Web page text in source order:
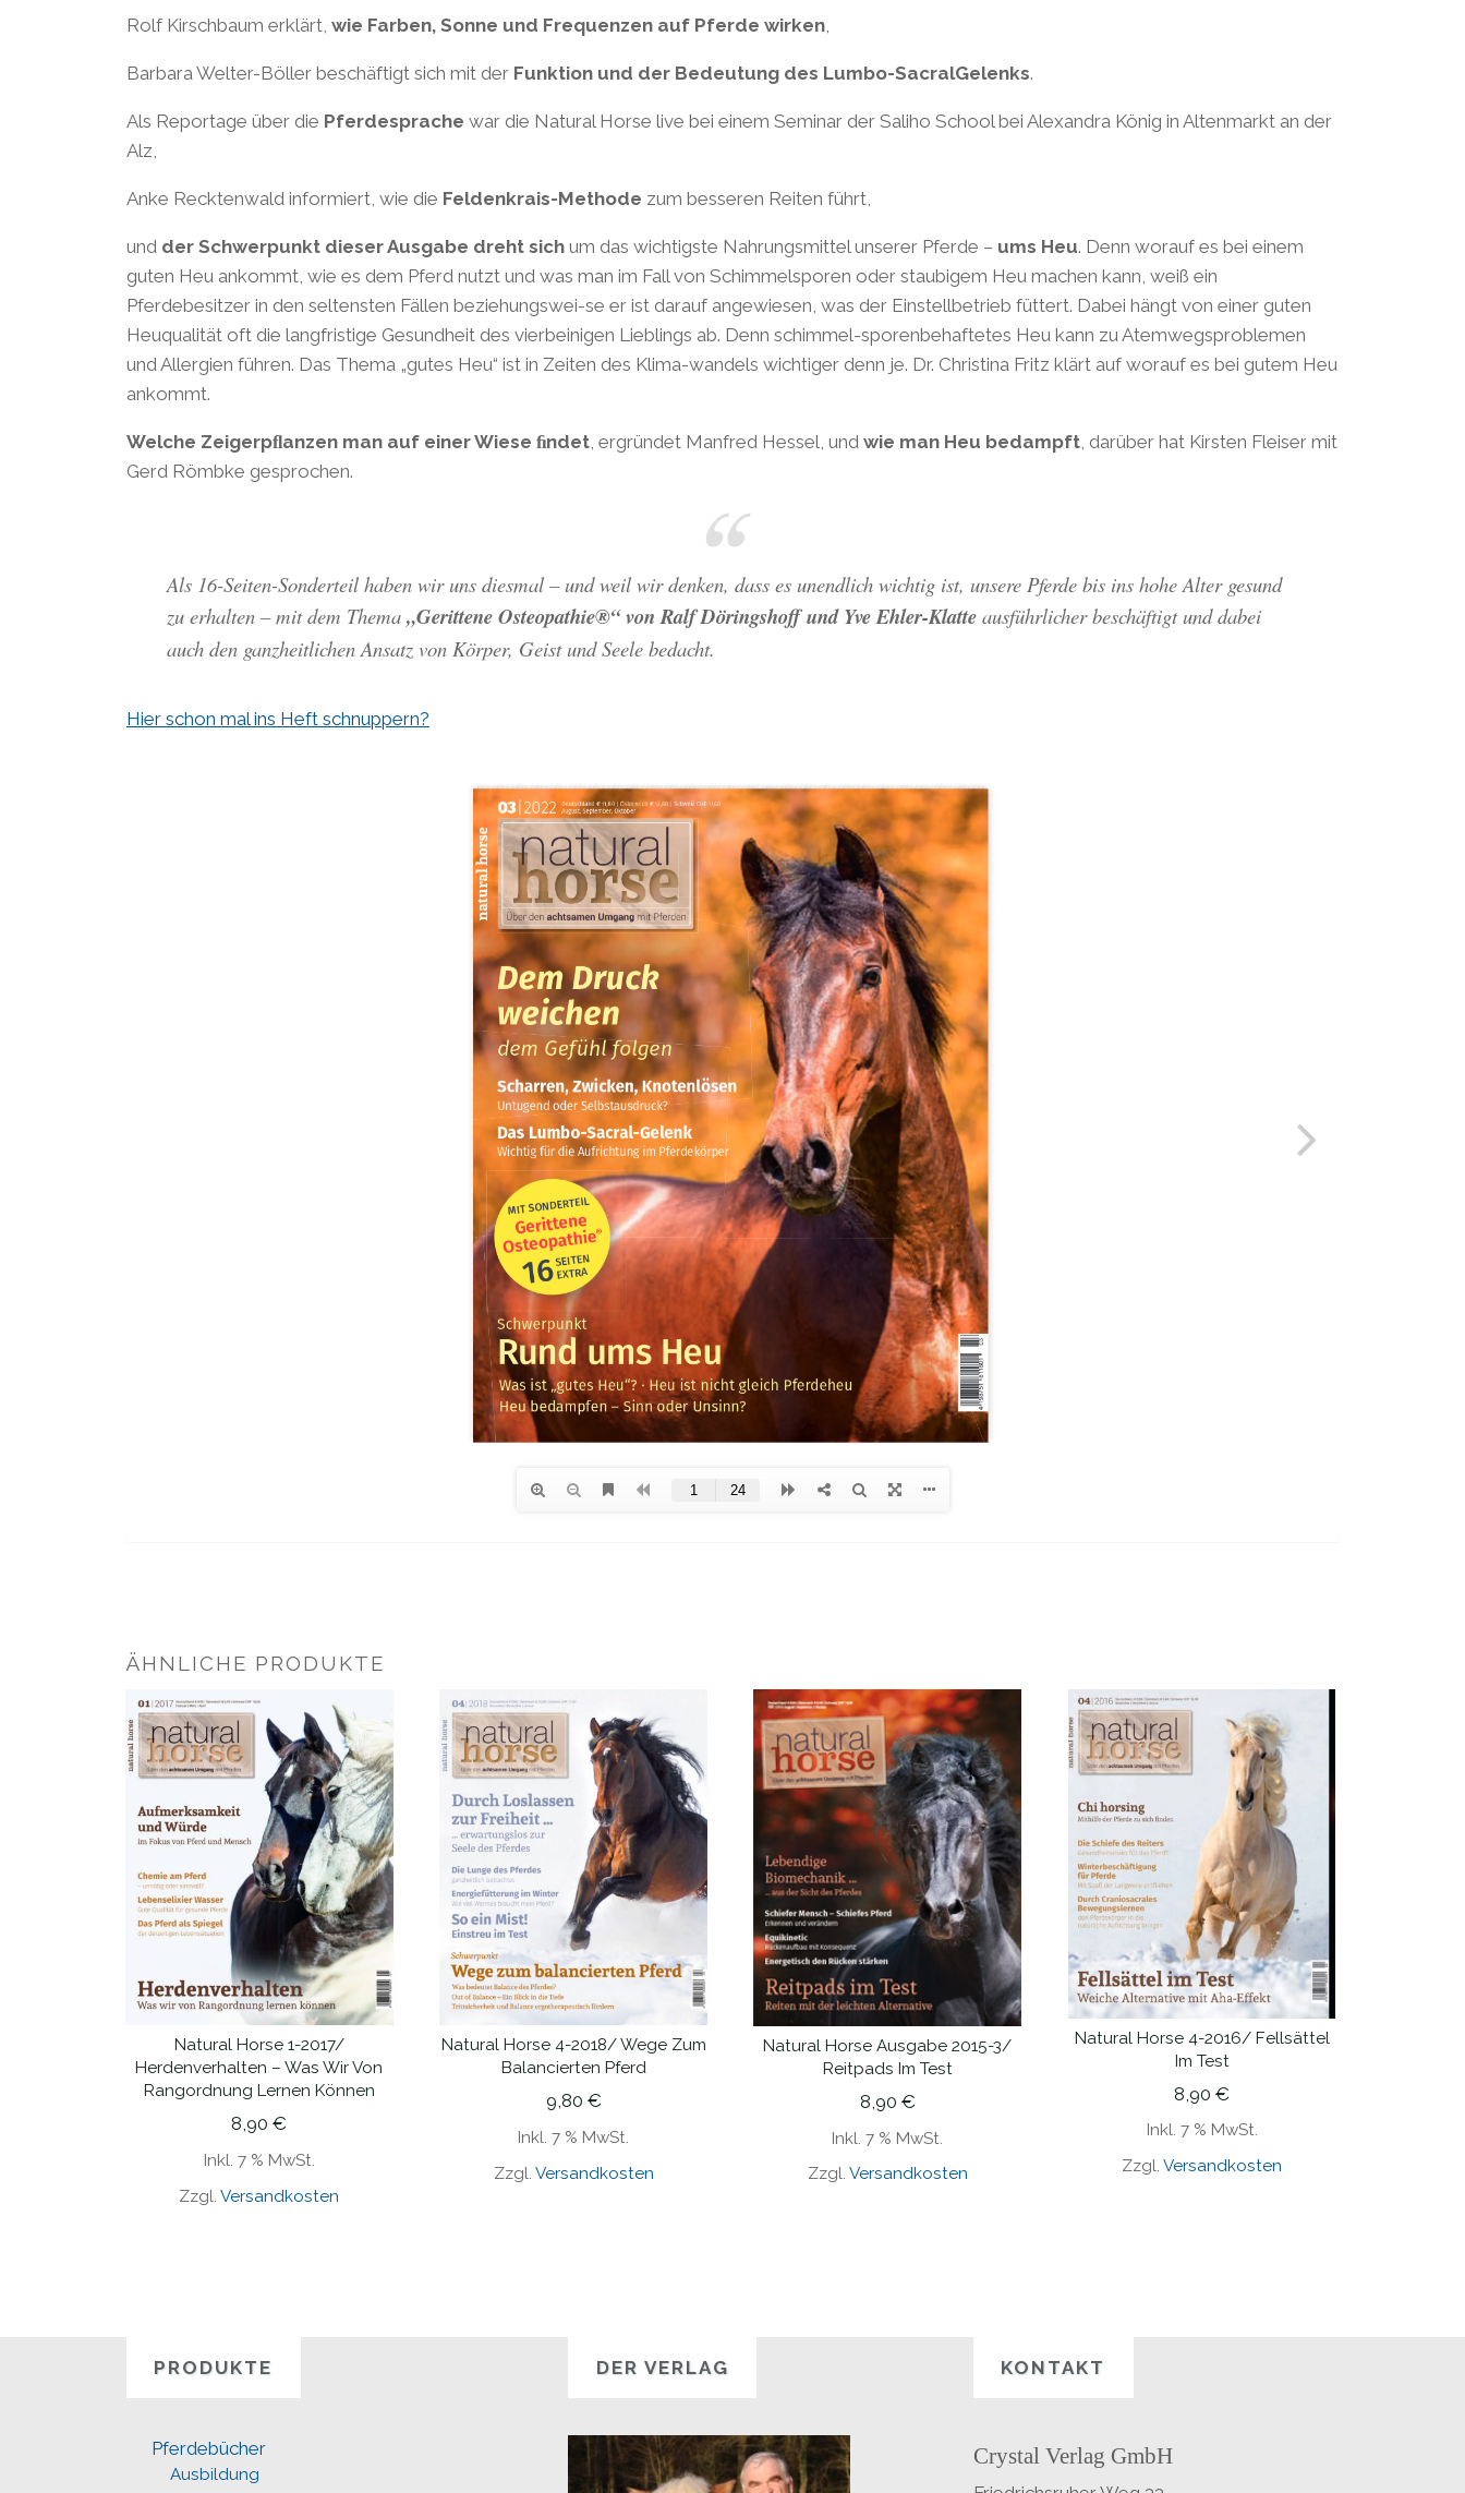
Rolf Kirschbaum erklärt, wie Farben, Sonne und Frequenzen auf Pferde wirken,
Barbara Welter-Böller beschäftigt sich mit der Funktion und der Bedeutung des Lumbo-SacralGelenks.
Als Reportage über die Pferdesprache war die Natural Horse live bei einem Seminar der Saliho School bei Alexandra König in Altenmarkt an der
Alz,
Anke Recktenwald informiert, wie die Feldenkrais-Methode zum besseren Reiten führt,
und der Schwerpunkt dieser Ausgabe dreht sichum das wichtigste Nahrungsmittel unserer Pferde – ums Heu. Denn worauf es bei einem
guten Heu ankommt, wie es dem Pferd nutzt und was man im Fall von Schimmelsporen oder staubigem Heu machen kann, weiß ein
Pferdebesitzer in den seltensten Fällen beziehungswei-se er ist darauf angewiesen, was der Einstellbetrieb füttert. Dabei hängt von einer guten
Heuqualität oft die langfristige Gesundheit des vierbeinigen Lieblings ab. Denn schimmel-sporenbehaftetes Heu kann zu Atemwegsproblemen
und Allergien führen. Das Thema „gutes Heu“ ist in Zeiten des Klima-wandels wichtiger denn je. Dr. Christina Fritz klärt auf worauf es bei gutem Heu
ankommt.
Welche Zeigerpﬂanzen man auf einer Wiese ﬁndet, ergründet Manfred Hessel, und wie man Heu bedampft, darüber hat Kirsten Fleiser mit
Gerd Römbke gesprochen.
Als 16-Seiten-Sonderteil haben wir uns diesmal – und weil wir denken, dass es unendlich wichtig ist, unsere Pferde bis ins hohe Alter gesund
zu erhalten – mit dem Thema „Gerittene Osteopathie®“ von Ralf Döringshoff und Yve Ehler-Klatteausführlicher beschäftigt und dabei
auch den ganzheitlichen Ansatz von Körper, Geist und Seele bedacht.
Hier schon mal ins Heft schnuppern?
ÄHNLICHE PRODUKTE
IN DEN WARENKORB
Natural Horse 1-2017/
Herdenverhalten – Was Wir Von
Rangordnung Lernen Können
8,90 €
Inkl. 7 % MwSt.
Zzgl. Versandkosten
IN DEN WARENKORB
Natural Horse 4-2018/ Wege Zum
Balancierten Pferd
9,80 €
Inkl. 7 % MwSt.
Zzgl. Versandkosten
IN DEN WARENKORB
Natural Horse Ausgabe 2015-3/
Reitpads Im Test
8,90 €
Inkl. 7 % MwSt.
Zzgl. Versandkosten
IN DEN WARENKORB
Natural Horse 4-2016/ Fellsättel
Im Test
8,90 €
Inkl. 7 % MwSt.
Zzgl. Versandkosten
PRODUKTE
Pferdebücher
Ausbildung
DER VERLAG KONTAKT
Crystal Verlag GmbH